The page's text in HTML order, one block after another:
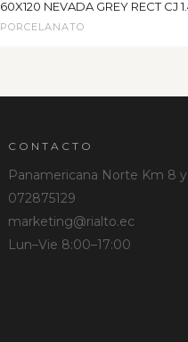
60X120 NEVADA GREY RECT CJ
PORCELANATO
CONTACTO
Panamericana Norte Km 8
072875129
marketing@rialto.ec
Lun–Vie 8:00–17:00